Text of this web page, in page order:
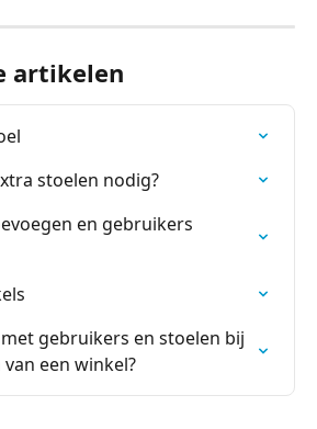
artikelen
stoelen nodig?
en gebruikers
gebruikers en stoelen bij
een winkel?